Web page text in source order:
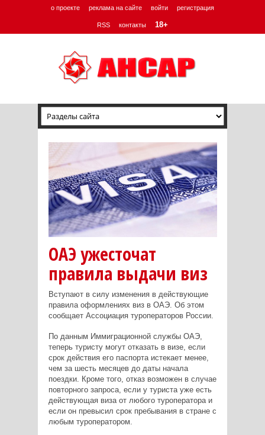
о проекте реклама на сайте войти регистрация
RSS контакты 18+
ОАЭ ужесточат
правила выдачи виз
Вступают в силу изменения в действующие
правила оформлениях виз в ОАЭ. Об этом
сообщает Ассоциация туроператоров России.
По данным Иммиграционной службы ОАЭ,
теперь туристу могут отказать в визе, если
срок действия его паспорта истекает менее,
чем за шесть месяцев до даты начала
поездки. Кроме того, отказ возможен в случае
повторного запроса, если у туриста уже есть
действующая виза от любого туроператора и
если он превысил срок пребывания в стране с
любым туроператором.